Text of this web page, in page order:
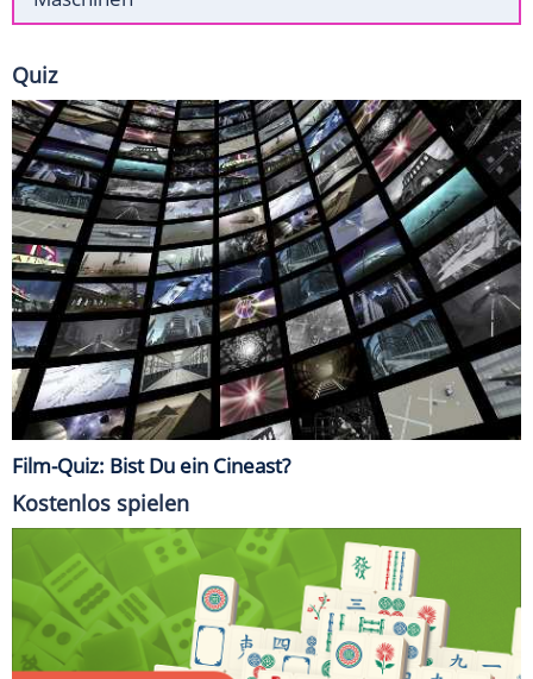
Quiz
Film-Quiz: Bist Du ein Cineast?
Kostenlos spielen